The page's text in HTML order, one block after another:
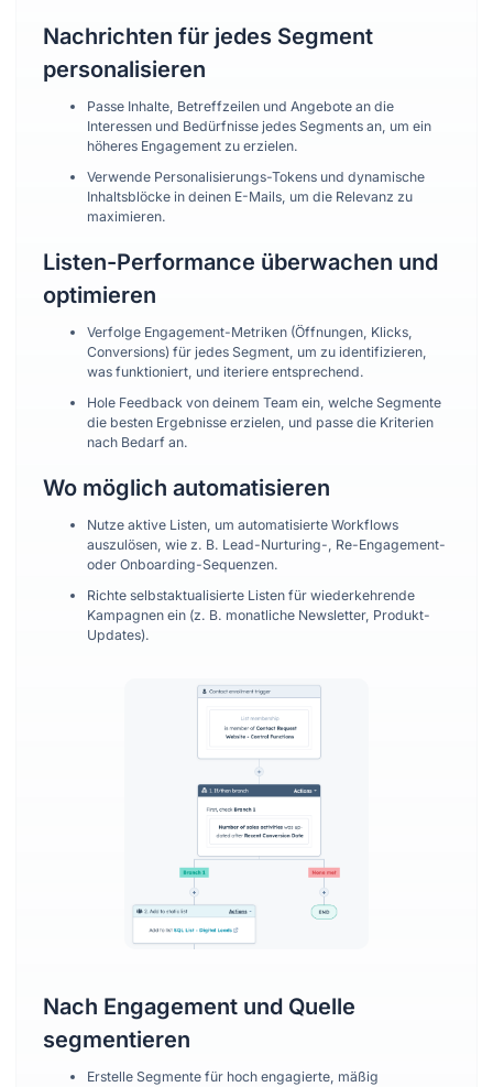
Nachrichten für jedes Segment
personalisieren
Passe Inhalte, Betreffzeilen und Angebote an die
Interessen und Bedürfnisse jedes Segments an, um ein
höheres Engagement zu erzielen.
Verwende Personalisierungs-Tokens und dynamische
Inhaltsblöcke in deinen E-Mails, um die Relevanz zu
maximieren.
Listen-Performance überwachen und
optimieren
Verfolge Engagement-Metriken (Öffnungen, Klicks,
Conversions) für jedes Segment, um zu identifizieren,
was funktioniert, und iteriere entsprechend.
Hole Feedback von deinem Team ein, welche Segmente
die besten Ergebnisse erzielen, und passe die Kriterien
nach Bedarf an.
Wo möglich automatisieren
Nutze aktive Listen, um automatisierte Workflows
auszulösen, wie z. B. Lead-Nurturing-, Re-Engagement-
oder Onboarding-Sequenzen.
Richte selbstaktualisierte Listen für wiederkehrende
Kampagnen ein (z. B. monatliche Newsletter, Produkt-
Updates).
Nach Engagement und Quelle
segmentieren
Erstelle Segmente für hoch engagierte, mäßig